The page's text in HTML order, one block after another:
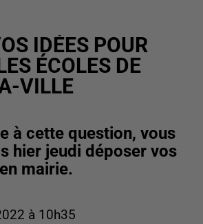
IDÉES POUR
ÉCOLES DE
VILLE
à cette question, vous
hier jeudi déposer vos
mairie.
à 10h35